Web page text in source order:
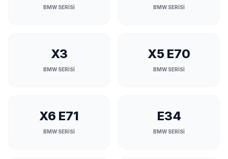
BMW SERİSİ BMW SERİSİ
X3
BMW SERİSİ
X5 E70
BMW SERİSİ
X6 E71
BMW SERİSİ
E34
BMW SERİSİ